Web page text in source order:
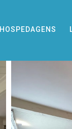
HOSPEDAGENS